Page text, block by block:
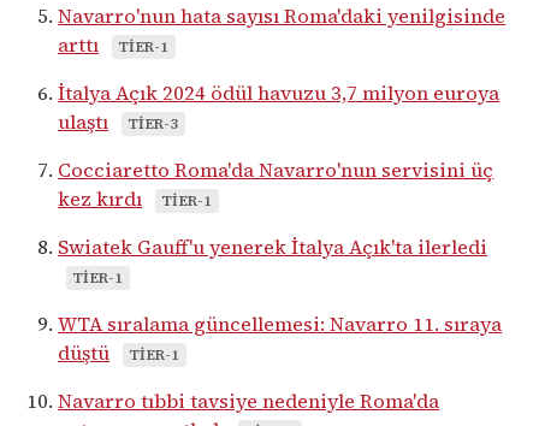
Navarro'nun hata sayısı Roma'daki yenilgisinde
arttı
TIER-1
İtalya Açık 2024 ödül havuzu 3,7 milyon euroya
ulaştı
TIER-3
Cocciaretto Roma'da Navarro'nun servisini üç
kez kırdı
TIER-1
Swiatek Gauff'u yenerek İtalya Açık'ta ilerledi
TIER-1
WTA sıralama güncellemesi: Navarro 11. sıraya
düştü
TIER-1
Navarro tıbbi tavsiye nedeniyle Roma'da